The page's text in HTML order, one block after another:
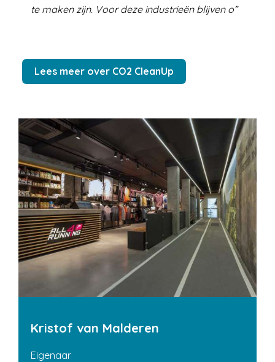
te maken zijn. Voor deze industrieën blijven o
Lees meer over CO2 CleanUp
Kristof van Malderen
Eigenaar